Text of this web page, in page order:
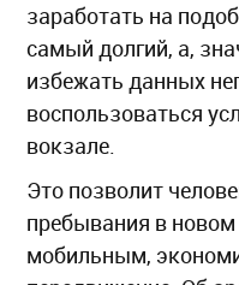
заработать на
самый долгий, а,
избежать данных
воспользоваться
вокзале.
Это позволит
пребывания в новом
мобильным,